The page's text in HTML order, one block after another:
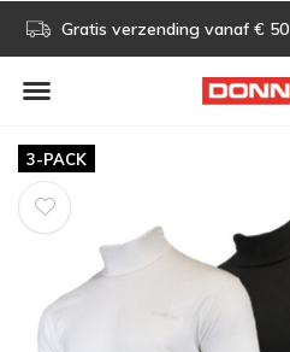
Gratis verzending vanaf € 50
3-PACK